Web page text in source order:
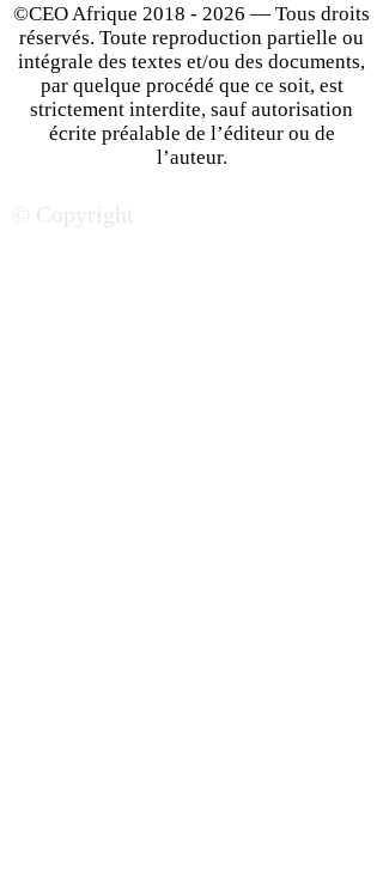
10 Façons de Développer
Entrepreneurial
©CEO Afrique 2018 - 2026 — Tous droits
réservés. Toute reproduction partielle ou
intégrale des textes et/ou des documents,
par quelque procédé que ce soit, est
strictement interdite, sauf autorisation
écrite préalable de l’éditeur ou de
l’auteur.
© Copyright